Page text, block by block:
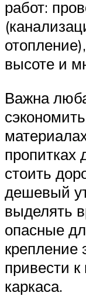
работ:
высоте и
Важна
пропитках
стоить
дешевый
выделять
опасные
крепление
привести
каркаса.